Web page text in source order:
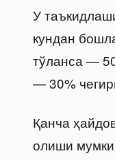
У
кундан
тўланса —
— 30%
Қанча
олиши